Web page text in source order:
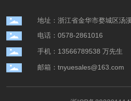
地址：浙江省金华市婺城区汤
电话：0578-2861016
手机：13566789538 万先生
邮箱：tnyuesales@163.com